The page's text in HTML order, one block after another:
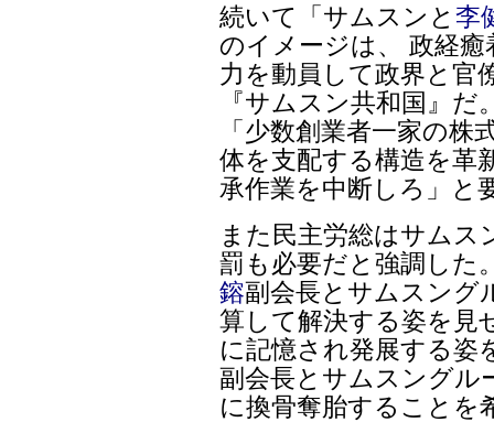
続いて「サムスンと李
のイメージは、 政経
力を動員して政界と官
『サムスン共和国』
「少数創業者一家の
体を支配する構造を革
承作業を中断しろ」と
また民主労総はサムス
罰も必要だと強調した
鎔副会長とサムスング
算して解決する姿を見
に記憶され発展する姿
副会長とサムスングル
に換骨奪胎することを